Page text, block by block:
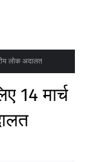
लोक अदालत
14 मार्च